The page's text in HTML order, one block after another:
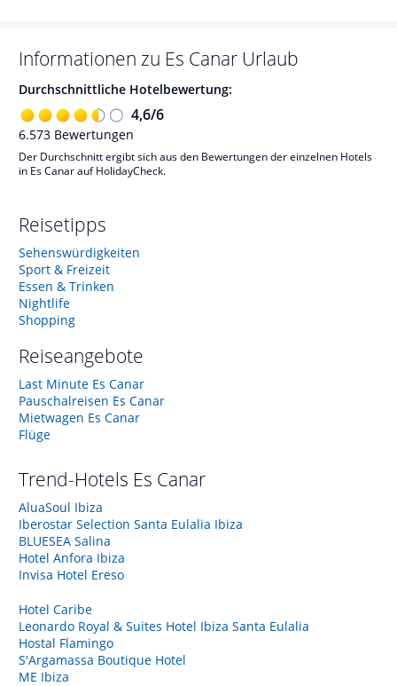
Informationen zu Es Canar Urlaub
Durchschnittliche Hotelbewertung:
4,6/6
6.573 Bewertungen
Der Durchschnitt ergibt sich aus den Bewertungen der einzelnen Hotels
in Es Canar auf HolidayCheck.
Reisetipps
Sehenswürdigkeiten
Sport & Freizeit
Essen & Trinken
Nightlife
Shopping
Reiseangebote
Last Minute Es Canar
Pauschalreisen Es Canar
Mietwagen Es Canar
Flüge
Trend-Hotels Es Canar
AluaSoul Ibiza
Iberostar Selection Santa Eulalia Ibiza
BLUESEA Salina
Hotel Anfora Ibiza
Invisa Hotel Ereso
Hotel Caribe
Leonardo Royal & Suites Hotel Ibiza Santa Eulalia
Hostal Flamingo
S'Argamassa Boutique Hotel
ME Ibiza